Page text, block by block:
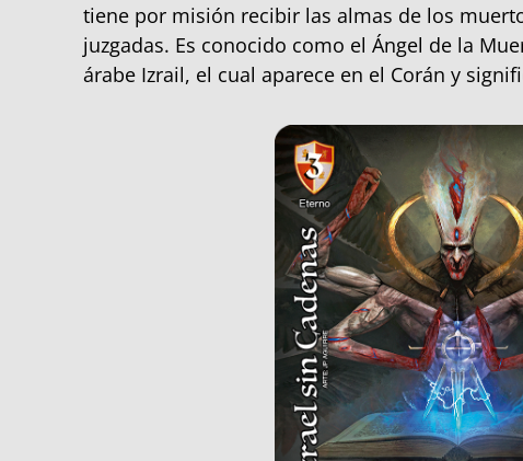
tiene por misión recibir las almas de los
juzgadas. Es conocido como el Ángel de la
árabe Izrail, el cual aparece en el Corán y